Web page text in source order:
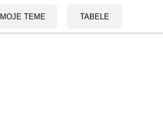
MOJE TEME TABELE